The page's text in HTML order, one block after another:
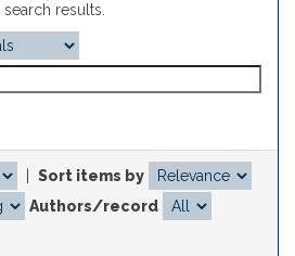
results.
Sort items by
Authors/record